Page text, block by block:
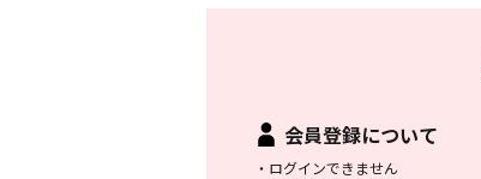
会員登録について
・ ログインできません